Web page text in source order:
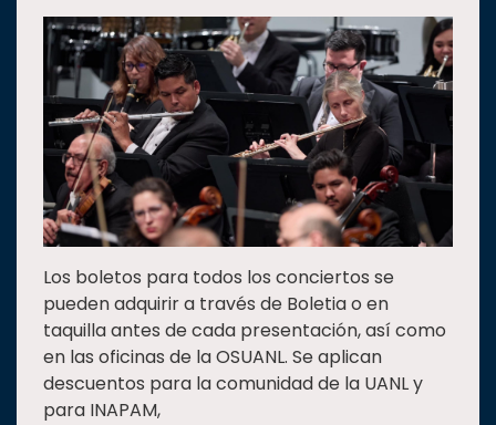
Los boletos para todos los conciertos se
pueden adquirir a través de Boletia o en
taquilla antes de cada presentación, así como
en las oficinas de la OSUANL. Se aplican
descuentos para la comunidad de la UANL y
para INAPAM,